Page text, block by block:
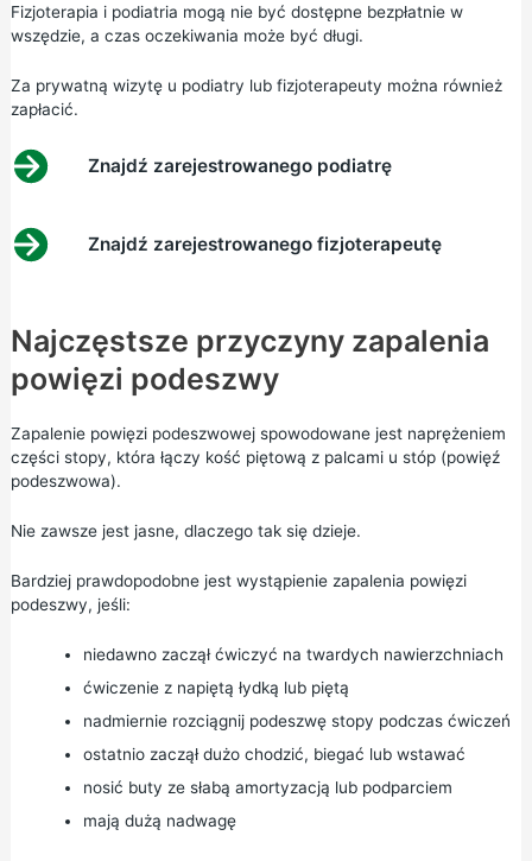
Fizjoterapia i podiatria mogą nie być dostępne bezpłatnie w
wszędzie, a czas oczekiwania może być długi.
Za prywatną wizytę u podiatry lub fizjoterapeuty można również
zapłacić.
Znajdź zarejestrowanego podiatrę
Znajdź zarejestrowanego fizjoterapeutę
Najczęstsze przyczyny zapalenia
powięzi podeszwy
Zapalenie powięzi podeszwowej spowodowane jest naprężeniem
części stopy, która łączy kość piętową z palcami u stóp (powięź
podeszwowa).
Nie zawsze jest jasne, dlaczego tak się dzieje.
Bardziej prawdopodobne jest wystąpienie zapalenia powięzi
podeszwy, jeśli:
niedawno zaczął ćwiczyć na twardych nawierzchniach
ćwiczenie z napiętą łydką lub piętą
nadmiernie rozciągnij podeszwę stopy podczas ćwiczeń
ostatnio zaczął dużo chodzić, biegać lub wstawać
nosić buty ze słabą amortyzacją lub podparciem
mają dużą nadwagę